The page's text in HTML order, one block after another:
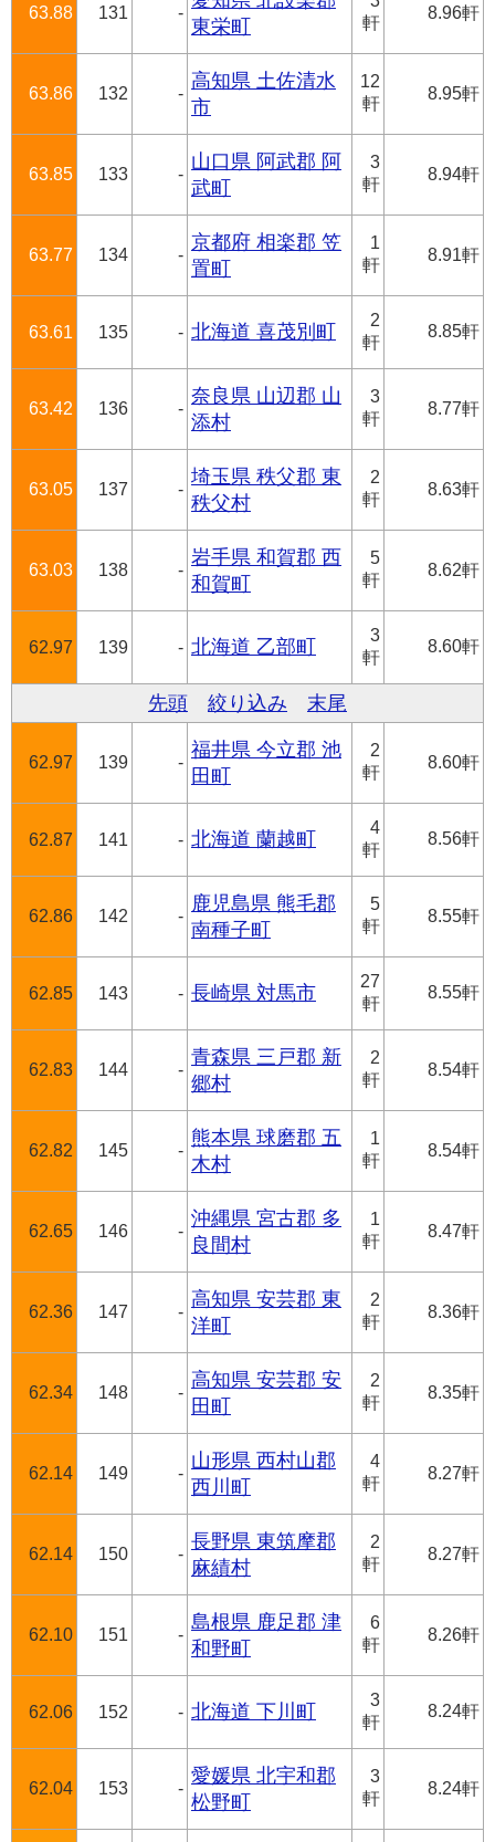
63.88 131 -
東栄町
軒
8.96軒
63.86 132 -
高知県 土佐清水
市
12
軒
8.95軒
63.85 133 -
山口県 阿武郡 阿
武町
3
軒
8.94軒
63.77 134 -
京都府 相楽郡 笠
置町
1
軒
8.91軒
63.61 135 - 北海道 喜茂別町
2
軒
8.85軒
63.42 136 -
奈良県 山辺郡 山
添村
3
軒
8.77軒
63.05 137 -
埼玉県 秩父郡 東
秩父村
2
軒
8.63軒
63.03 138 -
岩手県 和賀郡 西
和賀町
5
軒
8.62軒
62.97 139 - 北海道 乙部町
3
軒
8.60軒
先頭 絞り込み 末尾
62.97 139 -
福井県 今立郡 池
田町
2
軒
8.60軒
62.87 141 - 北海道 蘭越町
4
軒
8.56軒
62.86 142 -
鹿児島県 熊毛郡
南種子町
5
軒
8.55軒
62.85 143 - 長崎県 対馬市
27
軒
8.55軒
62.83 144 -
青森県 三戸郡 新
郷村
2
軒
8.54軒
62.82 145 -
熊本県 球磨郡 五
木村
1
軒
8.54軒
62.65 146 -
沖縄県 宮古郡 多
良間村
1
軒
8.47軒
62.36 147 -
高知県 安芸郡 東
洋町
2
軒
8.36軒
62.34 148 -
高知県 安芸郡 安
田町
2
軒
8.35軒
62.14 149 -
山形県 西村山郡
西川町
4
軒
8.27軒
62.14 150 -
長野県 東筑摩郡
麻績村
2
軒
8.27軒
62.10 151 -
島根県 鹿足郡 津
和野町
6
軒
8.26軒
62.06 152 - 北海道 下川町
3
軒
8.24軒
62.04 153 -
愛媛県 北宇和郡
松野町
3
軒
8.24軒